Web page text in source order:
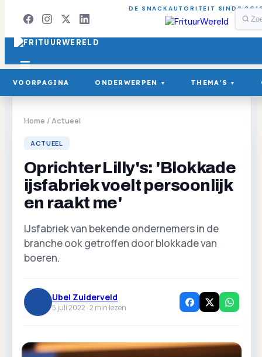
DE SNACKAUTORITEIT SINDS
VOORPAGINA ONDERWERPEN ▾ THEMA'S ▾
Home /Actueel
ACTUEEL
Oprichter Lilly's: 'Blokkade
ijsfabriek voelt persoonlijk
en raakt me'
IJsfabriek van bekende ondernemers in de
branche ook getroffen door blokkade van
boeren.
Ubel Zuiderveld
5 juli 2022 ·2 min lezen